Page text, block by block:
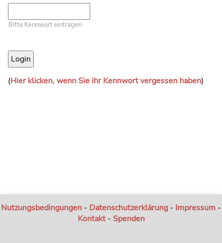
Bitte Kennwort eintragen
(Hier klicken, wenn Sie ihr Kennwort vergessen haben)
Nutzungsbedingungen - Datenschutzerklärung - Impressum -
Kontakt- Spenden